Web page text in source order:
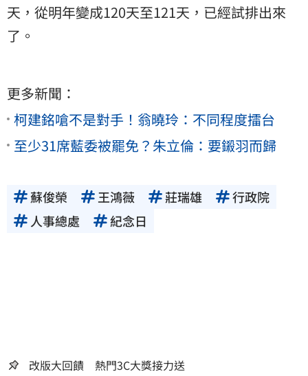
天，從明年變成120天至121天，已經試排出來
了。
更多新聞：
柯建銘嗆不是對手！翁曉玲：不同程度擂台
至少31席藍委被罷免？朱立倫：要鎩羽而歸
蘇俊榮 王鴻薇 莊瑞雄
行政院
人事總處
紀念日
改版大回饋 熱門3C大獎接力送